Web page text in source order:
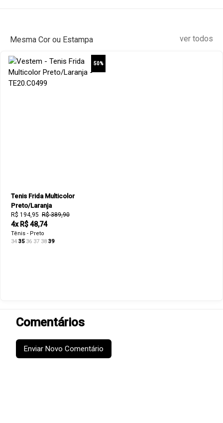
Mesma Cor ou Estampa ver todos
50%
Tenis Frida Multicolor
Preto/Laranja
R$ 194,95 R$ 389,90
4x R$ 48,74
Tênis - Preto
34 35 36 37 38 39
Comentários
Enviar Novo Comentário